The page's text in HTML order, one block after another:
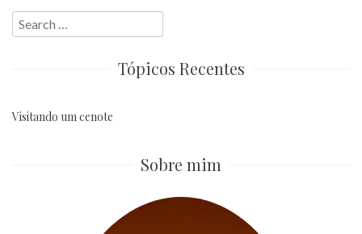
Search
for:
Tópicos Recentes
Visitando um cenote
Sobre mim